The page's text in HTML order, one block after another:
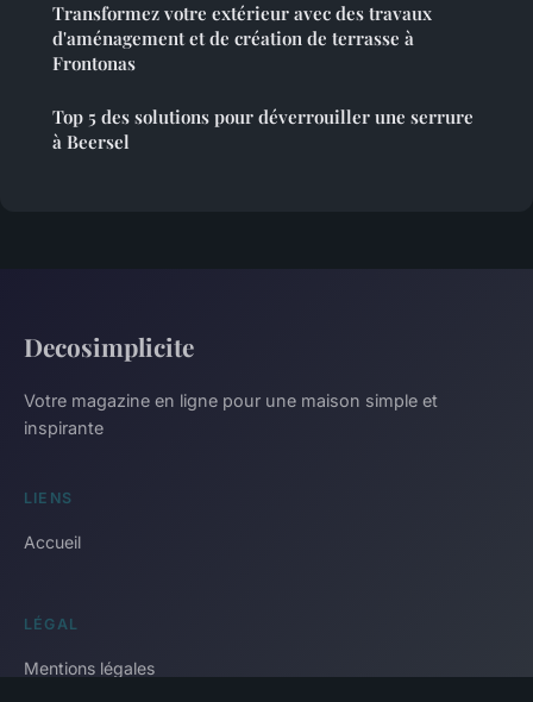
Transformez votre extérieur avec des travaux
d'aménagement et de création de terrasse à
Frontonas
Top 5 des solutions pour déverrouiller une serrure
à Beersel
Decosimplicite
Votre magazine en ligne pour une maison simple et
inspirante
LIENS
Accueil
LÉGAL
Mentions légales